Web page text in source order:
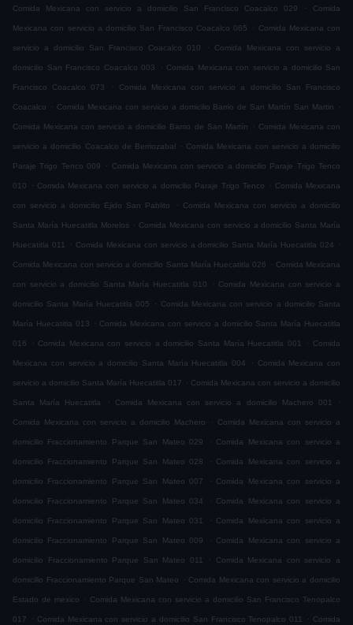
Comida Mexicana con servicio a domicilio San Francisco Coacalco 029 . Comida
Mexicana con servicio a domicilio San Francisco Coacalco 065 . Comida Mexicana con
servicio a domicilio San Francisco Coacalco 010 . Comida Mexicana con servicio a
domicilio San Francisco Coacalco 003 . Comida Mexicana con servicio a domicilio San
Francisco Coacalco 073 . Comida Mexicana con servicio a domicilio San Francisco
Coacalco . Comida Mexicana con servicio a domicilio Barrio de San Martín San Martin .
Comida Mexicana con servicio a domicilio Barrio de San Martín . Comida Mexicana con
servicio a domicilio Coacalco de Berriozabal . Comida Mexicana con servicio a domicilio
Paraje Trigo Tenco 009 . Comida Mexicana con servicio a domicilio Paraje Trigo Tenco
010 . Comida Mexicana con servicio a domicilio Paraje Trigo Tenco . Comida Mexicana
con servicio a domicilio Ejido San Pablito . Comida Mexicana con servicio a domicilio
Santa María Huecatitla Morelos . Comida Mexicana con servicio a domicilio Santa María
Huecatitla 011 . Comida Mexicana con servicio a domicilio Santa María Huecatitla 024 .
Comida Mexicana con servicio a domicilio Santa María Huecatitla 026 . Comida Mexicana
con servicio a domicilio Santa María Huecatitla 010 . Comida Mexicana con servicio a
domicilio Santa María Huecatitla 005 . Comida Mexicana con servicio a domicilio Santa
María Huecatitla 013 . Comida Mexicana con servicio a domicilio Santa María Huecatitla
016 . Comida Mexicana con servicio a domicilio Santa María Huecatitla 001 . Comida
Mexicana con servicio a domicilio Santa María Huecatitla 004 . Comida Mexicana con
servicio a domicilio Santa María Huecatitla 017 . Comida Mexicana con servicio a domicilio
Santa María Huecatitla . Comida Mexicana con servicio a domicilio Machero 001 .
Comida Mexicana con servicio a domicilio Machero . Comida Mexicana con servicio a
domicilio Fraccionamiento Parque San Mateo 029 . Comida Mexicana con servicio a
domicilio Fraccionamiento Parque San Mateo 028 . Comida Mexicana con servicio a
domicilio Fraccionamiento Parque San Mateo 007 . Comida Mexicana con servicio a
domicilio Fraccionamiento Parque San Mateo 034 . Comida Mexicana con servicio a
domicilio Fraccionamiento Parque San Mateo 031 . Comida Mexicana con servicio a
domicilio Fraccionamiento Parque San Mateo 009 . Comida Mexicana con servicio a
domicilio Fraccionamiento Parque San Mateo 011 . Comida Mexicana con servicio a
domicilio Fraccionamiento Parque San Mateo . Comida Mexicana con servicio a domicilio
Estado de mexico . Comida Mexicana con servicio a domicilio San Francisco Tenopalco
017 . Comida Mexicana con servicio a domicilio San Francisco Tenopalco 011 . Comida